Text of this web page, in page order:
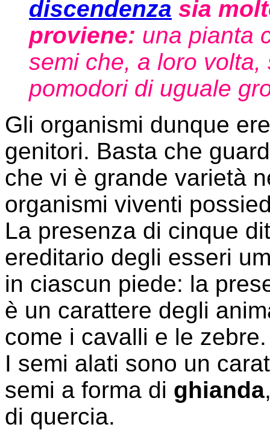
discendenza sia
proviene: una pianta
semi che, a loro
pomodori di uguale
Gli organismi dunque
genitori. Basta che
che vi è grande varietà
organismi viventi
La presenza di cinque
ereditario degli esseri
in ciascun piede: la
è un carattere degli
come i cavalli e le zebre.
I semi alati sono un
semi a forma di ghianda
di quercia.